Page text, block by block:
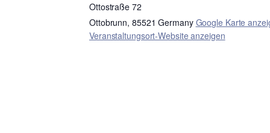
Ottostraße 72
Ottobrunn, 85521 Germany Google Karte
Veranstaltungsort-Website anzeigen